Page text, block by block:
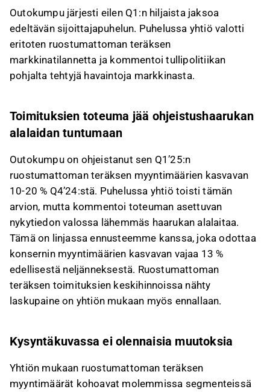
Outokumpu järjesti eilen Q1:n hiljaista jaksoa
edeltävän sijoittajapuhelun. Puhelussa yhtiö valotti
eritoten ruostumattoman teräksen
markkinatilannetta ja kommentoi tullipolitiikan
pohjalta tehtyjä havaintoja markkinasta.
Toimituksien toteuma jää ohjeistushaarukan
alalaidan tuntumaan
Outokumpu on ohjeistanut sen Q1’25:n
ruostumattoman teräksen myyntimäärien kasvavan
10-20 % Q4’24:stä. Puhelussa yhtiö toisti tämän
arvion, mutta kommentoi toteuman asettuvan
nykytiedon valossa lähemmäs haarukan alalaitaa.
Tämä on linjassa ennusteemme kanssa, joka odottaa
konsernin myyntimäärien kasvavan vajaa 13 %
edellisestä neljänneksestä. Ruostumattoman
teräksen toimituksien keskihinnoissa nähty
laskupaine on yhtiön mukaan myös ennallaan.
Kysyntäkuvassa ei olennaisia muutoksia
Yhtiön mukaan ruostumattoman teräksen
myyntimäärät kohoavat molemmissa segmenteissä